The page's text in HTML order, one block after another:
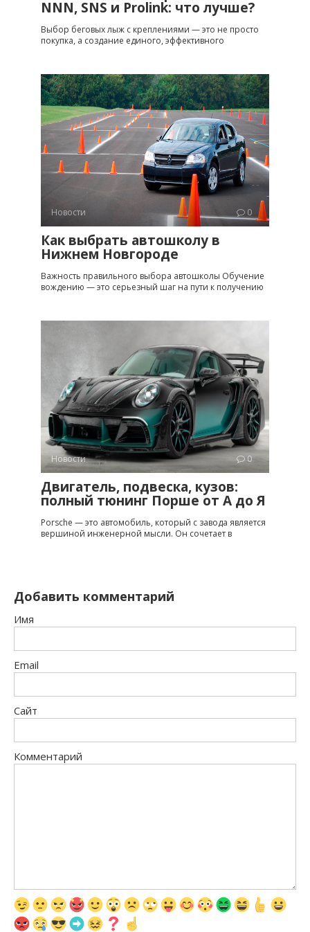
NNN, SNS и Prolink: что лучше?
Выбор беговых лыж с креплениями — это не просто
покупка, а создание единого, эффективного
Новости 0
Как выбрать автошколу в
Нижнем Новгороде
Важность правильного выбора автошколы Обучение
вождению — это серьезный шаг на пути к получению
Новости 0
Двигатель, подвеска, кузов:
полный тюнинг Порше от A до Я
Porsche — это автомобиль, который с завода является
вершиной инженерной мысли. Он сочетает в
Добавить комментарий
Имя
Email
Сайт
Комментарий